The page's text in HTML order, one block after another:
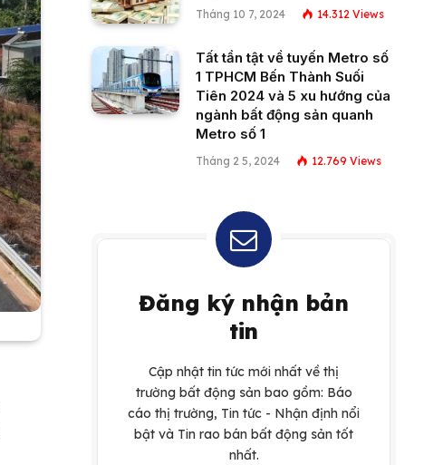
Tháng 10 7, 2024 14.312 Views
Tất tần tật về tuyến Metro số
1 TPHCM Bến Thành Suối
Tiên 2024 và 5 xu hướng của
ngành bất động sản quanh
Metro số 1
Tháng 2 5, 2024 12.769 Views
Đăng ký nhận bản
tin
Cập nhật tin tức mới nhất về thị
trường bất động sản bao gồm: Báo
cáo thị trường, Tin tức - Nhận định nổi
bật và Tin rao bán bất động sản tốt
nhất.